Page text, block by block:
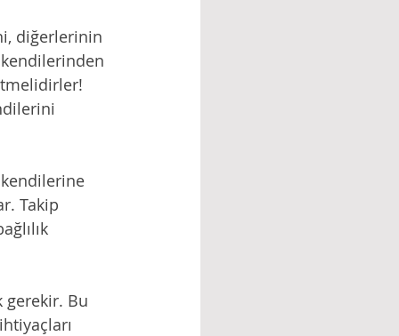
diğerlerinin
Takip
gerekir. Bu